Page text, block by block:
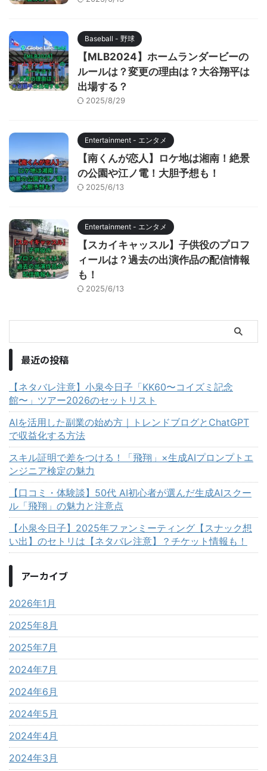
Baseball - 野球
【MLB2024】ホームランダービーの
ルールは？変更の理由は？大谷翔平は
出場する？
2025/8/29
Entertainment - エンタメ
【南くんが恋人】ロケ地は湘南！絶景
の公園や江ノ電！大胆予想も！
2025/6/13
Entertainment - エンタメ
【スカイキャッスル】子供役のプロフ
ィールは？過去の出演作品の配信情報
も！
2025/6/13
最近の投稿
【ネタバレ注意】小泉今日子「KK60〜コイズミ記念
館〜」ツアー2026のセットリスト
AIを活用した副業の始め方｜トレンドブログとChatGPT
で収益化する方法
スキル証明で差をつける！「飛翔」×生成AIプロンプトエ
ンジニア検定の魅力
【口コミ・体験談】50代 AI初心者が選んだ生成AIスクー
ル「飛翔」の魅力と注意点
【小泉今日子】2025年ファンミーティング【スナック想
い出】のセトリは【ネタバレ注意】？チケット情報も！
アーカイブ
2026年1月
2025年8月
2025年7月
2024年7月
2024年6月
2024年5月
2024年4月
2024年3月